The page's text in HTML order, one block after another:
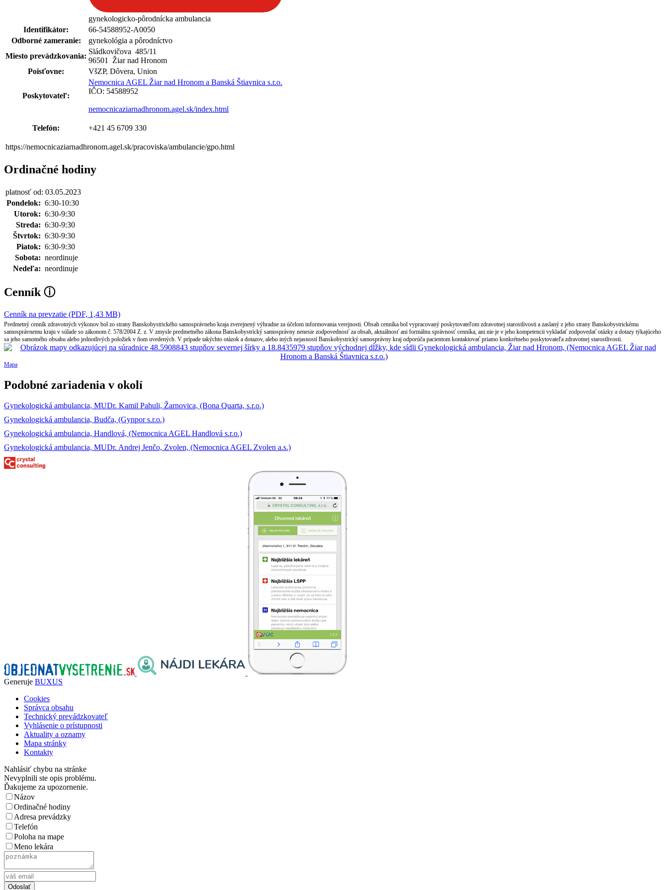
gynekologicko-pôrodnícka ambulancia
Identifikátor:
66-54588952-A0050
Odborné zameranie:
gynekológia a pôrodníctvo
Miesto prevádzkovania:
Sládkovičova 485/11
96501 Žiar nad Hronom
Poisťovne:
VšZP, Dôvera, Union
Poskytovateľ:
Nemocnica AGEL Žiar nad Hronom a Banská Štiavnica s.r.o.
IČO: 54588952
nemocnicaziarnadhronom.agel.sk/index.html
Telefón: +421 45 6709 330
https://nemocnicaziarnadhronom.agel.sk/pracoviska/ambulancie/gpo.html
Ordinačné hodiny
platnosť od: 03.05.2023
Pondelok: 6:30-10:30
Utorok: 6:30-9:30
Streda: 6:30-9:30
Štvrtok: 6:30-9:30
Piatok: 6:30-9:30
Sobota: neordinuje
Nedeľa: neordinuje
Cenník ⓘ
Cenník na prevzatie (PDF, 1,43 MB)
Predmetný cenník zdravotných výkonov bol zo strany Banskobystrického samosprávneho kraja zverejnený výhradne za účelom informovania verejnosti. Obsah cenníka bol vypracovaný poskytovateľom zdravotnej starostlivosti a zaslaný z jeho strany Banskobystrickému
samosprávnemu kraju v súlade so zákonom č. 578/2004 Z. z. V zmysle predmetného zákona Banskobystrický samosprávny nenesie zodpovednosť za obsah, aktuálnosť ani formálnu správnosť cenníka, ani nie je v jeho kompetencii vykladať zodpovedať otázky a dotazy týkajúceho
sa jeho samotného obsahu alebo jednotlivých položiek v ňom uvedených. V prípade takýchto otázok a dotazov, alebo iných nejasností Banskobystrický samosprávny kraj odporúča pacientom kontaktovať priamo konkrétneho poskytovateľa zdravotnej starostlivosti.
Mapa
Podobné zariadenia v okolí
Gynekologická ambulancia, MUDr. Kamil Pahuli, Žarnovica, (Bona Quarta, s.r.o.)
Gynekologická ambulancia, Budča, (Gynpor s.r.o.)
Gynekologická ambulancia, Handlová, (Nemocnica AGEL Handlová s.r.o.)
Gynekologická ambulancia, MUDr. Andrej Jenčo, Zvolen, (Nemocnica AGEL Zvolen a.s.)
Generuje BUXUS
Cookies
Správca obsahu
Technický prevádzkovateľ
Vyhlásenie o prístupnosti
Aktuality a oznamy
Mapa stránky
Kontakty
Nahlásiť chybu na stránke
Nevyplnili ste opis problému.
Ďakujeme za upozornenie.
Názov
Ordinačné hodiny
Adresa prevádzky
Telefón
Poloha na mape
Meno lekára